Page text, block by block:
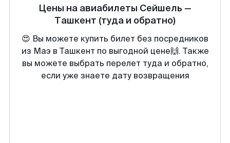
Цены на авиабилеты Сейшель —
Ташкент (туда и обратно)
😍 Вы можете купить билет без посредников
из Маэ в Ташкент по выгодной цене🙌. Также
вы можете выбрать перелет туда и обратно,
если уже знаете дату возвращения